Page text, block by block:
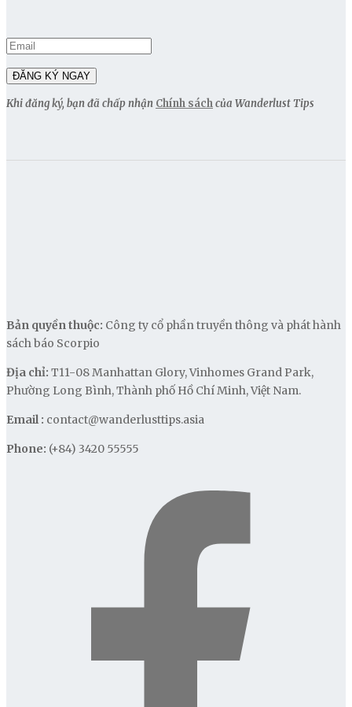
Khi đăng ký, bạn đã chấp nhận Chính sáchcủa Wanderlust Tips
Bản quyền thuộc: Công ty cổ phần truyền thông và phát hành
sách báo Scorpio
Địa chỉ: T11-08 Manhattan Glory, Vinhomes Grand Park,
Phường Long Bình, Thành phố Hồ Chí Minh, Việt Nam.
Email : contact@wanderlusttips.asia
Phone: (+84) 3420 55555